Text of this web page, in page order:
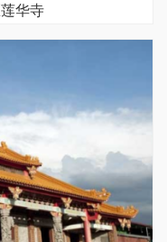
华寺